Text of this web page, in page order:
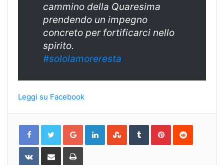
cammino della Quaresima
prendendo un impegno
concreto per fortificarci nello
spirito.
#sololamoreresta
Leggi su Facebook
Google+LinkedInStumbleUpon
TumblrPinterestReddit
VKontakteShare
Email
Print